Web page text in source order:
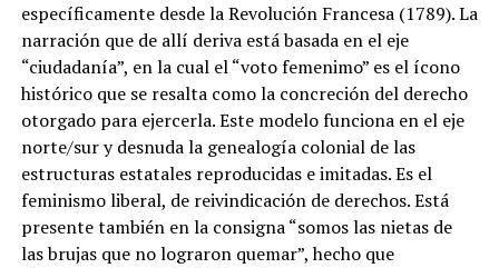
específicamente desde la Revolución Francesa (1789). La
narración que de allí deriva está basada en el eje
“ciudadanía”, en la cual el “voto femenimo” es el ícono
histórico que se resalta como la concreción del derecho
otorgado para ejercerla. Este modelo funciona en el eje
norte/sur y desnuda la genealogía colonial de las
estructuras estatales reproducidas e imitadas. Es el
feminismo liberal, de reivindicación de derechos. Está
presente también en la consigna “somos las nietas de
las brujas que no lograron quemar”, hecho que